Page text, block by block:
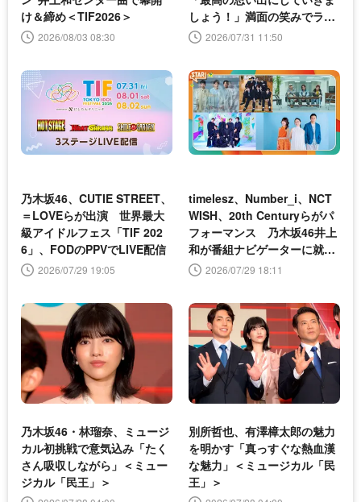
け＆締め＜TIF2026＞
2026/08/03 08:30
しょう！」満面の笑みでラジ
オ体操も
2026/07/31 11:50
乃木坂46、CUTIE STREET、
＝LOVEらが出演 世界最大
級アイドルフェス「TIF 202
6」、FODのPPVでLIVE配信
2026/07/29 19:05
timelesz、Number_i、NCT
WISH、20th Centuryらがパ
フォーマンス 乃木坂46井上
和が番組ナビゲーターに就任
＜STAR＞
2026/07/29 18:11
乃木坂46・林瑠奈、ミュージ
カル初挑戦で意気込み「たく
さん吸収しながら」＜ミュー
ジカル「民王」＞
別所哲也、有澤樟太郎の魅力
を明かす「真っすぐな熱血漢
な魅力」＜ミュージカル「民
王」＞